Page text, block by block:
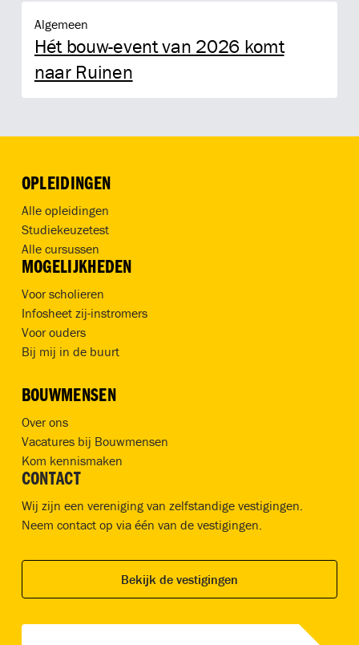
Hét bouw-event van 2026 komt
naar Ruinen
Algemeen
OPLEIDINGEN
Alle opleidingen
Studiekeuzetest
Alle cursussen
MOGELIJKHEDEN
Voor scholieren
Infosheet zij-instromers
Voor ouders
Bij mij in de buurt
BOUWMENSEN
Over ons
Vacatures bij Bouwmensen
Kom kennismaken
CONTACT
Wij zijn een vereniging van zelfstandige vestigingen.
Neem contact op via één van de vestigingen.
Bekijk de vestigingen